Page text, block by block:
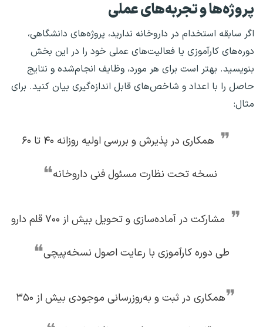
پروژه‌ها و تجربه‌های عملی
اگر سابقه استخدام در داروخانه ندارید، پروژه‌های دانشگاهی،
دوره‌های کارآموزی یا فعالیت‌های عملی خود را در این بخش
بنویسید. بهتر است برای هر مورد، وظایف انجام‌شده و نتایج
حاصل را با اعداد و شاخص‌های قابل اندازه‌گیری بیان کنید. برای
مثال:
❞ همکاری در پذیرش و بررسی اولیه روزانه ۴۰ تا ۶۰
نسخه تحت نظارت مسئول فنی داروخانه❝
❞
مشارکت در آماده‌سازی و تحویل بیش از ۷۰۰ قلم دارو
طی دوره کارآموزی با رعایت اصول نسخه‌پیچی❝
❞
همکاری در ثبت و به‌روزرسانی موجودی بیش از ۳۵۰